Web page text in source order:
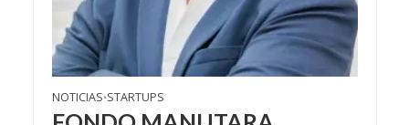
NOTICIAS•STARTUPS